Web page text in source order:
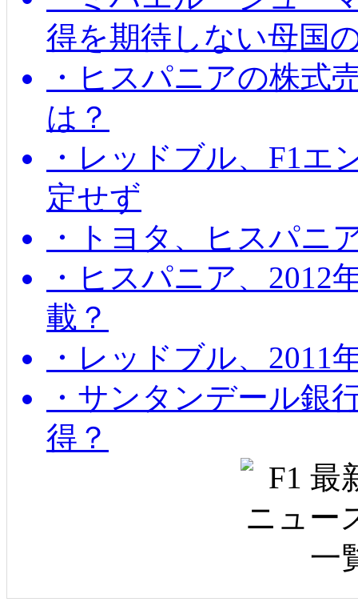
得を期待しない母国
・ヒスパニアの株式
は？
・レッドブル、F1エ
定せず
・トヨタ、ヒスパニ
・ヒスパニア、2012
載？
・レッドブル、2011
・サンタンデール銀
得？